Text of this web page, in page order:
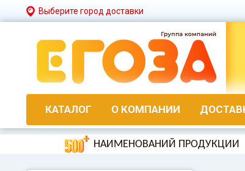
Выберите город доставки
КАТАЛОГ О КОМПАНИИ
НАИМЕНОВАНИЙ ПРОДУКЦИИ